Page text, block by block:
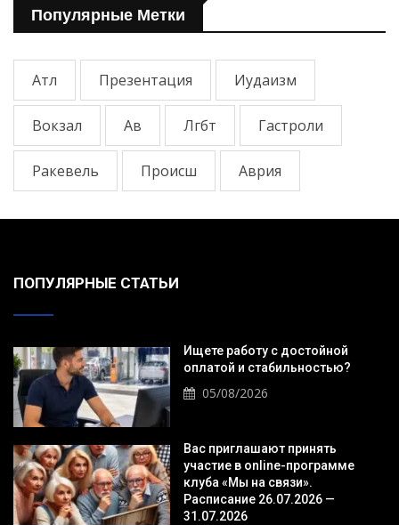
Популярные Метки
Атл Презентация Иудаизм
Вокзал Ав Лгбт Гастроли
Ракевель Происш Аврия
ПОПУЛЯРНЫЕ СТАТЬИ
Ищете работу с достойной
оплатой и стабильностью?
05/08/2026
Вас приглашают принять
участие в online-программе
клуба «Мы на связи».
Расписание 26.07.2026 —
31.07.2026